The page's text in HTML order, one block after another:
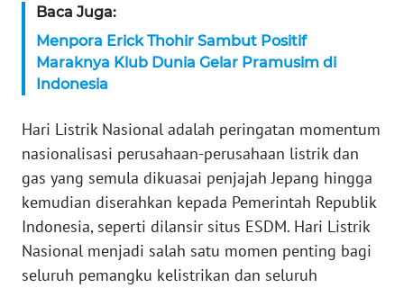
Baca Juga:
Menpora Erick Thohir Sambut Positif
Maraknya Klub Dunia Gelar Pramusim di
Indonesia
Hari Listrik Nasional adalah peringatan momentum
nasionalisasi perusahaan-perusahaan listrik dan
gas yang semula dikuasai penjajah Jepang hingga
kemudian diserahkan kepada Pemerintah Republik
Indonesia, seperti dilansir situs ESDM. Hari Listrik
Nasional menjadi salah satu momen penting bagi
seluruh pemangku kelistrikan dan seluruh
WN
SUMUT
WN
WN
JABAR
WN